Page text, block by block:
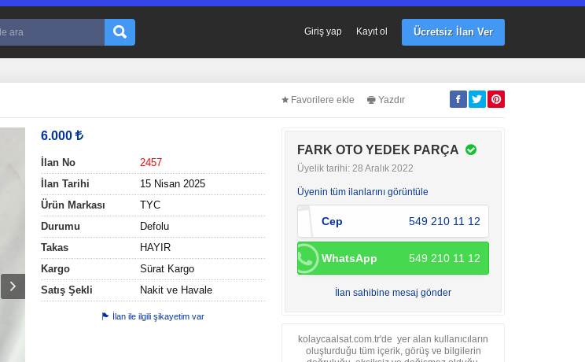
Giriş yap Kayıt ol Ücretsiz İlan Ver
Favorilere ekle Yazdır
6.000
İlan No
2457
İlan Tarihi
15 Nisan 2025
Ürün Markası
TYC
Durumu
Defolu
Takas
HAYIR
Kargo
Sürat Kargo
Satış Şekli
Nakit ve Havale
İlan ile ilgili şikayetim var
FARK OTO YEDEK PARÇA
Üyelik tarihi: 28 Aralık 2022
Üyenin tüm ilanlarını görüntüle
Cep 549 210 11 12
WhatsApp 549 210 11 12
İlan sahibine mesaj gönder
kolaycaalsat.com.tr'de yer alan kullanıcıların
oluşturduğu tüm içerik, görüş ve bilgilerin